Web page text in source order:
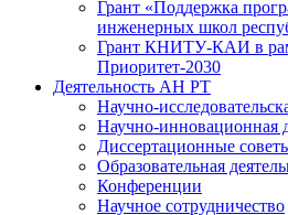
Грант «Поддержка
инженерных школ
Грант КНИТУ-КАИ в
Приоритет-2030
Деятельность АН РТ
Научно-
Научно-инновационная
Диссертационные
Образовательная
Конференции
Научное сотрудничество